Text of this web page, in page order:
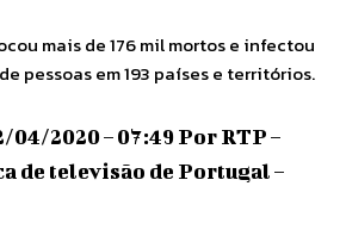
mais de 176 mil mortos e infectou
pessoas em 193 países e territórios.
04/2020 – 07:49 Por RTP –
de televisão de Portugal –